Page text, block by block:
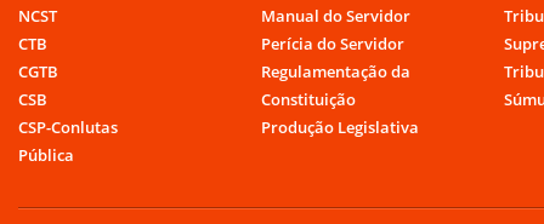
NCST
CTB
CGTB
CSB
CSP-Conlutas
Pública
Manual do Servidor
Perícia do Servidor
Regulamentação da
Constituição
Produção Legislativa